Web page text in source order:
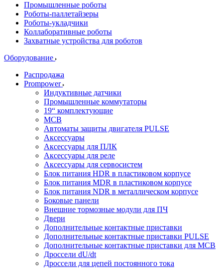
Промышленные роботы
Роботы-паллетайзеры
Роботы-укладчики
Коллаборативные роботы
Захватные устройства для роботов
Оборудование
Распродажа
Prompower
Индуктивные датчики
Промышленные коммутаторы
19“ комплектующие
MCB
Автоматы защиты двигателя PULSE
Аксессуары
Аксессуары для ПЛК
Аксессуары для реле
Аксессуары для сервосистем
Блок питания HDR в пластиковом корпусе
Блок питания MDR в пластиковом корпусе
Блок питания NDR в металлическом корпусе
Боковые панели
Внешние тормозные модули для ПЧ
Двери
Дополнительные контактные приставки
Дополнительные контактные приставки PULSE
Дополнительные контактные приставки для MCB
Дроссели dU/dt
Дроссели для цепей постоянного тока